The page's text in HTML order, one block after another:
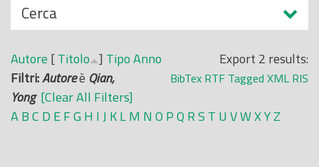
N
a
s
c
o
n
d
Cerca
Export 2 results:
BibTex RTF Tagged XML RIS
Autore [Titolo ] TipoAnno
Filtri:Autoreè Qian,
Yong [Clear All Filters]
ABC D EFG H IJ KLM N O PQ RS T U VWXYZ